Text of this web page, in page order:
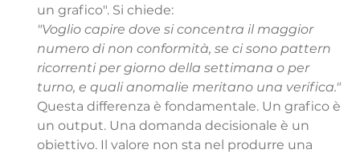
un grafico". Si chiede:
"Voglio capire dove si concentra il maggior
numero di non conformità, se ci sono pattern
ricorrenti per giorno della settimana o per
turno, e quali anomalie meritano una verifica."
Questa differenza è fondamentale. Un grafico è
un output. Una domanda decisionale è un
obiettivo. Il valore non sta nel produrre una